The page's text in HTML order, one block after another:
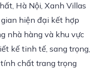
Hà Nội, Xanh Villas
hiện đại kết hợp
nhà hàng và khu vực
kế tinh tế, sang trọng,
chất trang trọng